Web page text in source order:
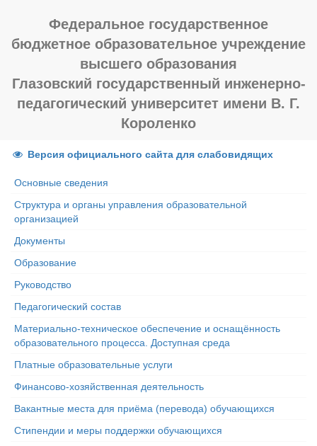
Федеральное государственное
бюджетное образовательное учреждение
высшего образования
Глазовский государственный инженерно-
педагогический университет имени В. Г.
Короленко
Версия официального сайта для слабовидящих
Основные сведения
Структура и органы управления образовательной
организацией
Документы
Образование
Руководство
Педагогический состав
Материально-техническое обеспечение и оснащённость
образовательного процесса. Доступная среда
Платные образовательные услуги
Финансово-хозяйственная деятельность
Вакантные места для приёма (перевода) обучающихся
Стипендии и меры поддержки обучающихся